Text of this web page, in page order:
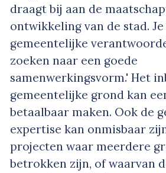
draagt bij aan de
ontwikkeling van de stad.
gemeentelijke
zoeken naar een goede
samenwerkingsvorm.' Het
gemeentelijke grond kan
betaalbaar maken. Ook de
expertise kan onmisbaar
projecten waar meerdere
betrokken zijn, of waarvan